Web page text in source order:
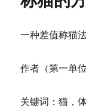
一种差值称猫
作者（第一单
关键词：猫，